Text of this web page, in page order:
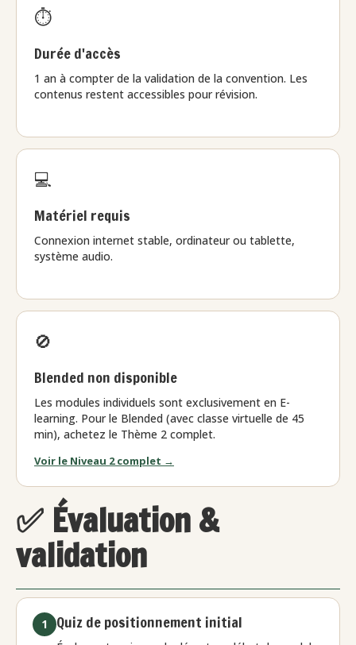
⏱️
Durée d'accès
1 an à compter de la validation de la convention. Les
contenus restent accessibles pour révision.
💻
Matériel requis
Connexion internet stable, ordinateur ou tablette,
système audio.
🚫
Blended non disponible
Les modules individuels sont exclusivement en E-
learning. Pour le Blended (avec classe virtuelle de 45
min), achetez le Thème 2 complet.
Voir le Niveau 2 complet →
✅ Évaluation &
validation
1 Quiz de positionnement initial